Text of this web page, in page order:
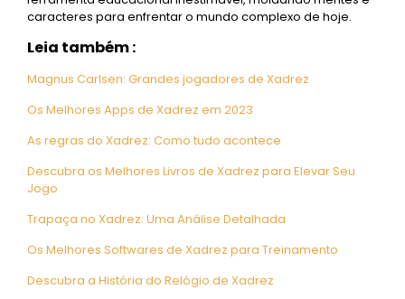
caracteres para enfrentar o mundo complexo de hoje.
Leia também :
Magnus Carlsen: Grandes jogadores de Xadrez
Os Melhores Apps de Xadrez em 2023
As regras do Xadrez: Como tudo acontece
Descubra os Melhores Livros de Xadrez para Elevar Seu
Jogo
Trapaça no Xadrez: Uma Análise Detalhada
Os Melhores Softwares de Xadrez para Treinamento
Descubra a História do Relógio de Xadrez